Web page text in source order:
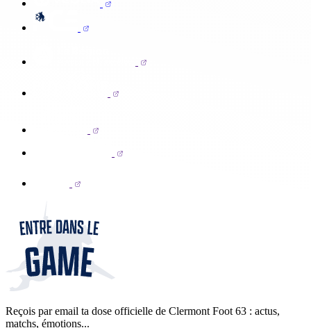
Reçois par email ta dose officielle de Clermont Foot 63 : actus,
matchs, émotions...